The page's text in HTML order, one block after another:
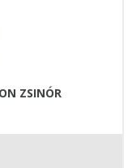
ZSINÓR